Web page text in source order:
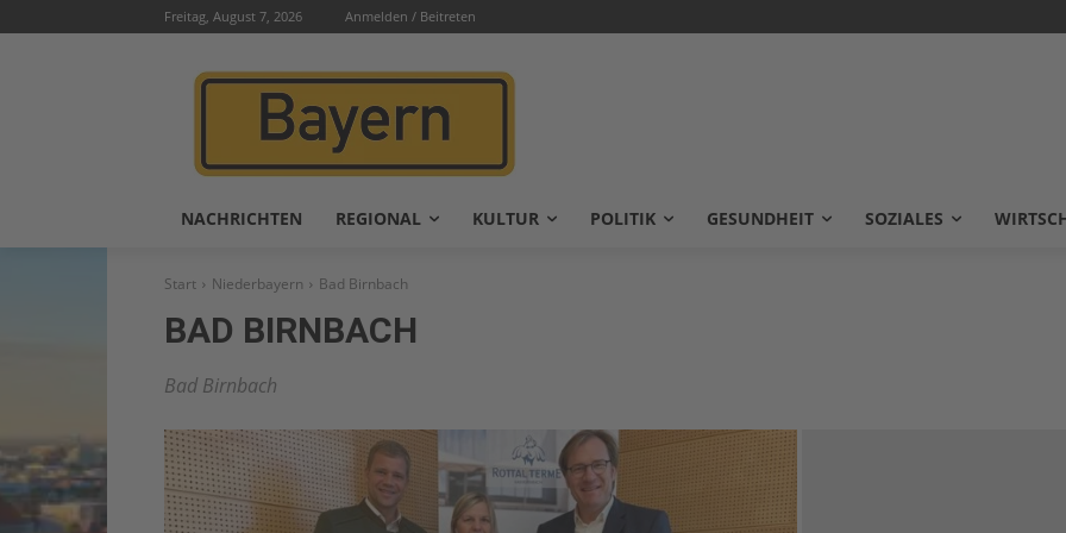
Freitag, August 7, 2026 Anmelden / Beitreten
NACHRICHTEN REGIONAL KULTUR POLITIK GESUNDHEIT SOZIALES
Start Niederbayern Bad Birnbach
BAD BIRNBACH
Bad Birnbach